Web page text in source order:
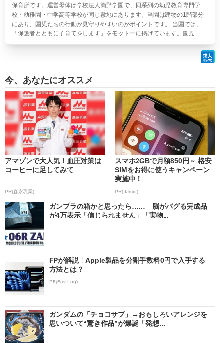
保育所です。運営母体は学校法人簡野学園で、同系列の幼児教育専門学
校・幼稚園・中学高等学校が同じ敷地にあります。当園は建物の1階部分
にあり、園児たちの行動が見守りやすいのがポイントです。 当園では、
「保護者とともに子育てをします」をモットーに掲げています。園児...
今、あなたにオススメ
アマゾンで大人気！血圧対策は
コーヒーに足してみて
PR(森永乳業)
スマホ2GBで月額850円～ 格安
SIMをお得に使うキャンペーン
実施中！
PR(IIJmio)
ガンプラの箱かと思ったら…… 脳がバグる完成品
が4万表示「信じられません」「実物...
FPが解説！Apple製品を分割手数料0円で入手する
方法とは？
PR(Fav-Log)
ガンダムの「チョコサプ」→おもしろいアレンジを
思いついて“驚き作品”が爆誕「発想...